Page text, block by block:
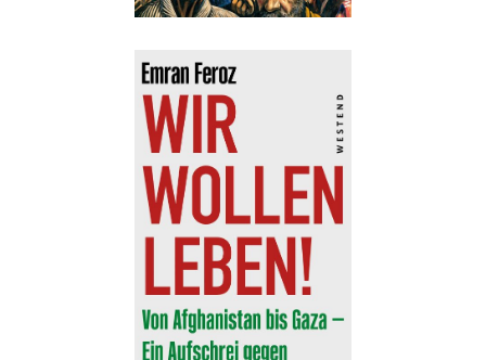
Details
Buch: 24,00 €
eBook: